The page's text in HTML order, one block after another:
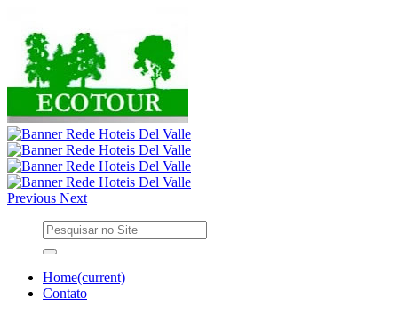
Previous Next
Home(current)
Contato